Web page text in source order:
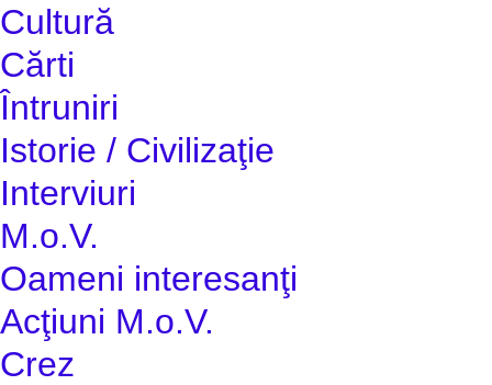
Cultură
Cărti
Întruniri
Istorie / Civilizaţie
Interviuri
M.o.V.
Oameni interesanţi
Acţiuni M.o.V.
Crez